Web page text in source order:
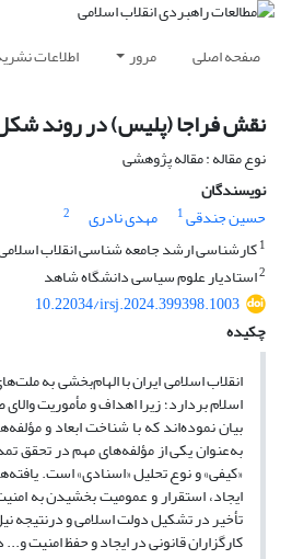
صفحه اصلی مرور اطلاعات
نقش فراجا (پلیس) در روند
نوع مقاله : مقاله پژوهشی
نویسندگان
حسین جندقی1 مهدی نادری
2
1کارشناسی ارشد جامعه شناسی انقلاب
2استادیار علوم سیاسی دانشگاه شاهد
10.22034/irsj.2024.399398.1003
چکیده
انقلاب اسلامی ایران با الهام‌بخشی به
اسلام بردارد؛ زیرا اهداف و مأموریت
بیان نموده‌اند که با شناخت ابعاد و
به‌عنوان یکی از مؤلفه‌های مهم در
«کیفی» و نوع تحلیل «اسنادی» است.
ایجاد، استقرار و عمومیت بخشیدن به
تأخیر در تشکیل دولت اسلامی و درنتیجه
کارگزاران قانونی در ایجاد و حفظ